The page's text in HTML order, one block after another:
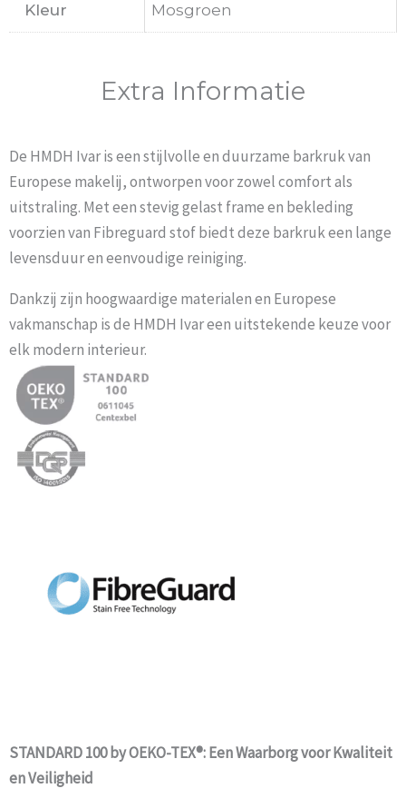
Kleur Mosgroen
Extra Informatie
De HMDH Ivar is een stijlvolle en duurzame barkruk van
Europese makelij, ontworpen voor zowel comfort als
uitstraling. Met een stevig gelast frame en bekleding
voorzien van Fibreguard stof biedt deze barkruk een lange
levensduur en eenvoudige reiniging.
Dankzij zijn hoogwaardige materialen en Europese
vakmanschap is de HMDH Ivar een uitstekende keuze voor
elk modern interieur.
STANDARD 100 by OEKO-TEX®: Een Waarborg voor Kwaliteit
en Veiligheid